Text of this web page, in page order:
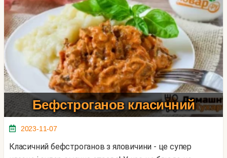
Бефстроганов класичний
2023-11-07
Класичний бефстроганов з яловичини - це супер